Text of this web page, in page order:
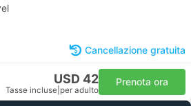
Cancellazione gratuita
USD 42
Tasse incluse per adulto
Prenota ora